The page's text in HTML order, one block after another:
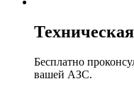
Бесплатно
вашей АЗС.